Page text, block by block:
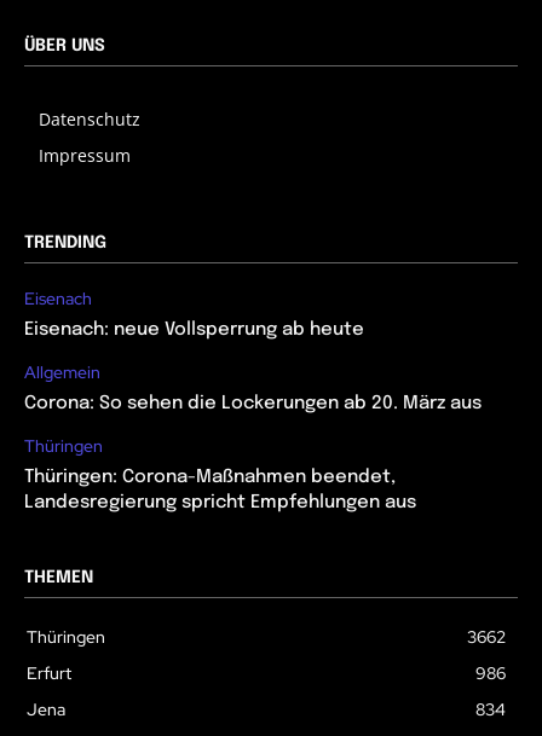
ÜBER UNS
Datenschutz
Impressum
TRENDING
Eisenach
Eisenach: neue Vollsperrung ab heute
Allgemein
Corona: So sehen die Lockerungen ab 20. März aus
Thüringen
Thüringen: Corona-Maßnahmen beendet,
Landesregierung spricht Empfehlungen aus
THEMEN
Thüringen
3662
Erfurt
986
Jena
834